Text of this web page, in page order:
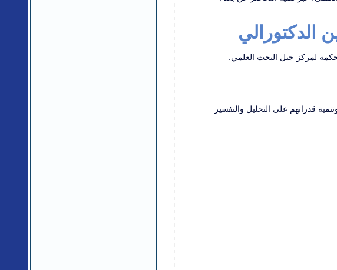
الدكتورالي
لمركز جيل البحث العلمي.
قدراتهم على التحليل والتفسير